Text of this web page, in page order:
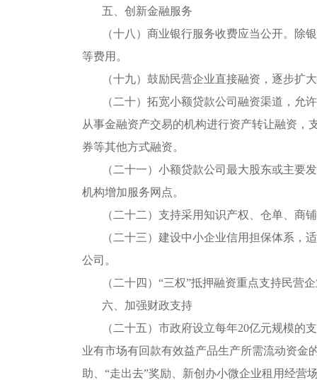
五、创新金融服务
（十八）商业银行服务收费应当公开。除
等费用。
（十九）鼓励民营企业直接融资，逐步扩
（二十）拓宽小额贷款公司融资渠道，允
从事金融资产交易的机构进行资产转让融资，
券等其他方式融资。
（二十一）小额贷款公司最大股东或主要
机构增加服务网点。
（二十二）支持采用知识产权、仓单、商
（二十三）建设中小企业信用担保体系，
公司。
（二十四）“三权”抵押融资重点支持民营
六、加强财政支持
（二十五）市政府设立每年20亿元规模
业有市场有回款有效益产品生产所需流动资金
助、“走出去”奖励、新创办小微企业租用经